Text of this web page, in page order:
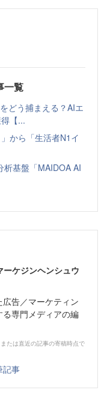
一覧
どう捕まえる？AIエ
【...
から「生活者N1イ
基盤「MAIDOA AI
ケジンヘンシュウ
告／マーケティン
専門メディアの編
たは直近の記事の寄稿時点で
記事